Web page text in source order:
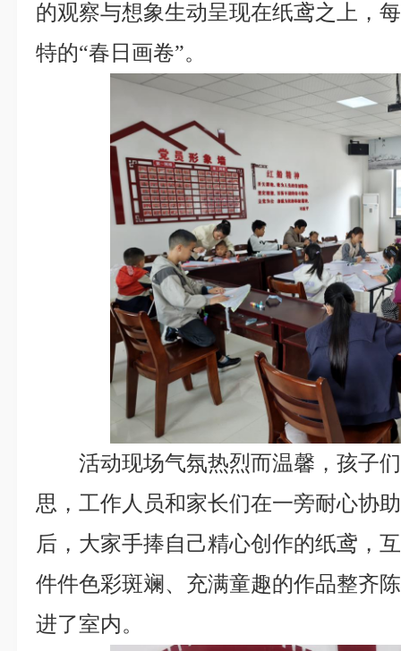
的观察与想象生动呈现在纸鸢之上，
特的“春日画卷”。
活动现场气氛热烈而温馨，孩子
思，工作人员和家长们在一旁耐心协
后，大家手捧自己精心创作的纸鸢，
件件色彩斑斓、充满童趣的作品整齐
进了室内。